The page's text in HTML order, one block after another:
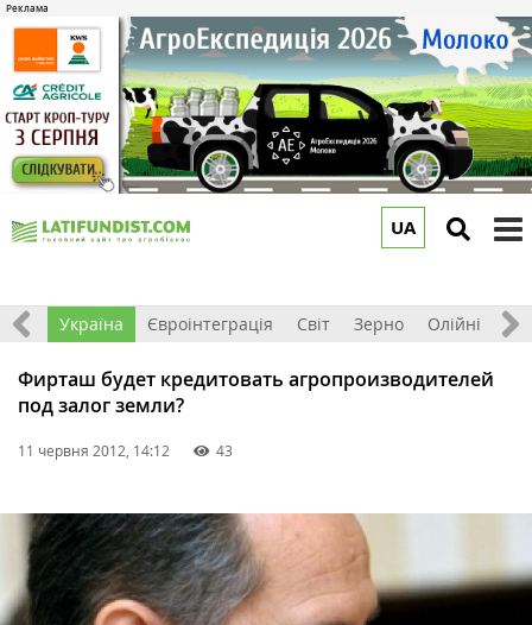
UA
Все Україна Євроінтеграція Світ Зерно Олійні
Фирташ будет кредитовать агропроизводителей
под залог земли?
11 червня 2012, 14:12 43